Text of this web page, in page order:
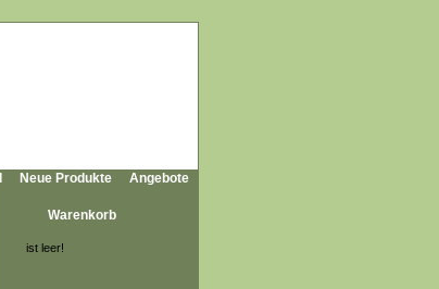
Neue Produkte Angebote
Warenkorb
ist leer!